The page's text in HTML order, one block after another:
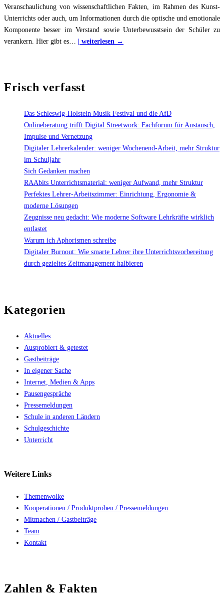
Veranschaulichung von wissenschaftlichen Fakten, im Rahmen des Kunst-
Unterrichts oder auch, um Informationen durch die optische und emotionale
Komponente besser im Verstand sowie Unterbewusstsein der Schüler zu
verankern. Hier gibt es
| weiterlesen →
Linksammlung!"
Frisch verfasst
Das Schleswig-Holstein Musik Festival und die AfD
Onlineberatung trifft Digital Streetwork: Fachforum für Austausch,
Impulse und Vernetzung
Digitaler Lehrerkalender: weniger Wochenend-Arbeit, mehr Struktur
im Schuljahr
Sich Gedanken machen
RAAbits Unterrichtsmaterial: weniger Aufwand, mehr Struktur
Perfektes Lehrer-Arbeitszimmer: Einrichtung, Ergonomie &
moderne Lösungen
Zeugnisse neu gedacht: Wie moderne Software Lehrkräfte wirklich
entlastet
Warum ich Aphorismen schreibe
Digitaler Burnout: Wie smarte Lehrer ihre Unterrichtsvorbereitung
durch gezieltes Zeitmanagement halbieren
Kategorien
Aktuelles
Ausprobiert & getestet
Gastbeiträge
In eigener Sache
Internet, Medien & Apps
Pausengespräche
Pressemeldungen
Schule in anderen Ländern
Schulgeschichte
Unterricht
Weitere Links
Themenwolke
Kooperationen / Produktproben / Pressemeldungen
Mitmachen / Gastbeiträge
Team
Kontakt
Zahlen & Fakten